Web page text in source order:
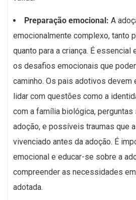
Preparação emocional: A
emocionalmente complexo, tanto
quanto para a criança. É essencial
os desafios emocionais que
caminho. Os pais adotivos
lidar com questões como a
com a família biológica, perguntas
adoção, e possíveis traumas que
vivenciado antes da adoção. É
emocional e educar-se sobre a
compreender as necessidades
adotada.